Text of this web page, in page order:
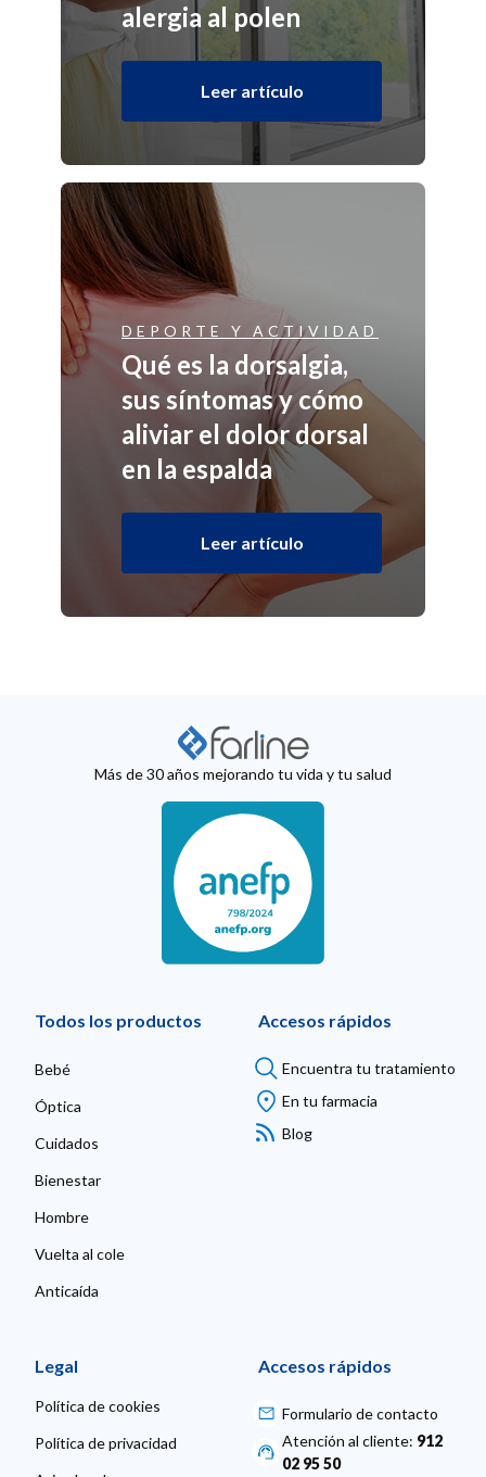
alergia al polen
Leer artículo
DEPORTE Y ACTIVIDAD
Qué es la dorsalgia,
sus síntomas y cómo
aliviar el dolor dorsal
en la espalda
Leer artículo
Más de 30 años mejorando tu vida y tu salud
Todos los productos
Bebé
Óptica
Cuidados
Bienestar
Hombre
Vuelta al cole
Anticaída
Accesos rápidos
Encuentra tu tratamiento
En tu farmacia
Blog
Legal
Política de cookies
Política de privacidad
Accesos rápidos
Formulario de contacto
Atención al cliente: 912
02 95 50